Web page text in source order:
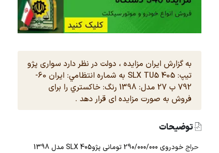
به گزارش ایران مزایده ، دولت در نظر دارد سواری پژو
تيپ: 405 SLX TU5 به شماره انتظامي: ايران 60-
792 ب 27 مدل: 1398 رنگ: خاكستري را برای
فروش به صورت مزایده ای قرار دهد .
توضیحات
حراج
خودروی 290/000/000 تومانی پژوSLX 405 مدل 1398